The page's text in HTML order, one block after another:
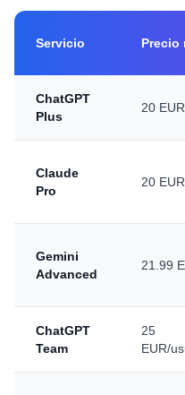
Servicio Precio
ChatGPT
Plus
20
Claude
Pro
20
Gemini
Advanced
21.99
ChatGPT
Team
25
EUR/